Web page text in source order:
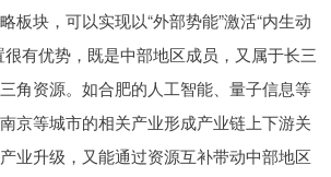
板块，可以实现以“外部势能”激活“内生动
很有优势，既是中部地区成员，又属于长三
角资源。如合肥的人工智能、量子信息等
京等城市的相关产业形成产业链上下游关
业升级，又能通过资源互补带动中部地区